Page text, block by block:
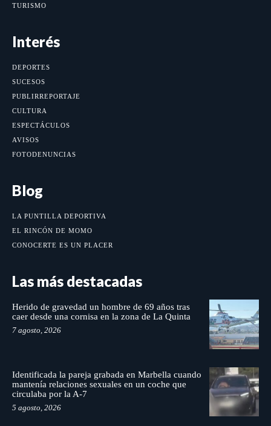
TURISMO
Interés
DEPORTES
SUCESOS
PUBLIRREPORTAJE
CULTURA
ESPECTÁCULOS
AVISOS
FOTODENUNCIAS
Blog
LA PUNTILLA DEPORTIVA
EL RINCÓN DE MOMO
CONOCERTE ES UN PLACER
Las más destacadas
Herido de gravedad un hombre de 69 años tras
caer desde una cornisa en la zona de La Quinta
7 agosto, 2026
Identificada la pareja grabada en Marbella cuando
mantenía relaciones sexuales en un coche que
circulaba por la A-7
5 agosto, 2026